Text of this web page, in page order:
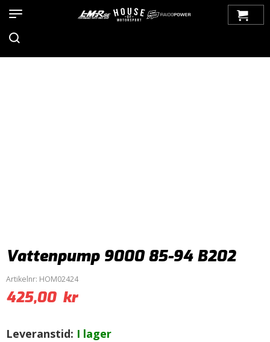
Kylsystem>
Vattenpump
Vattenpump 9000 85-94 B202
Artikelnr: HOM02424
425,00 kr
Leveranstid: I lager